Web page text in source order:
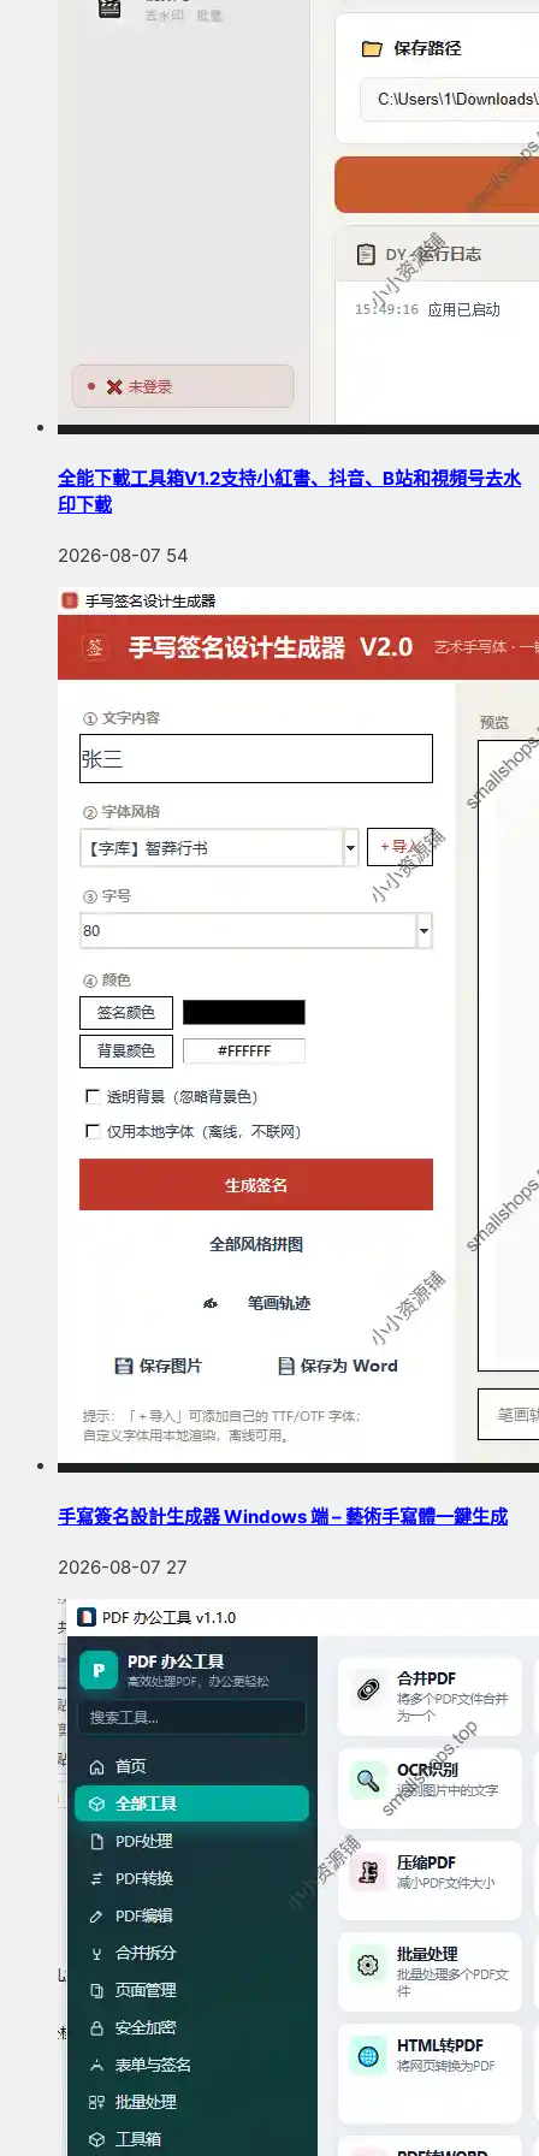
全能下載工具箱V1.2支持小紅書、抖音、B站和視頻号去水
印下載
2026-08-07 54
手寫簽名設計生成器 Windows 端 – 藝術手寫體一鍵生成
2026-08-07 27